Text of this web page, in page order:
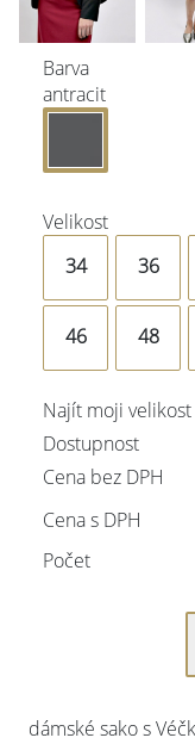
Barva
antracit
Velikost
34
36
46 48
Najít moji
Dostupnost
Cena bez DPH
Cena s DPH
Počet
dámské sako s